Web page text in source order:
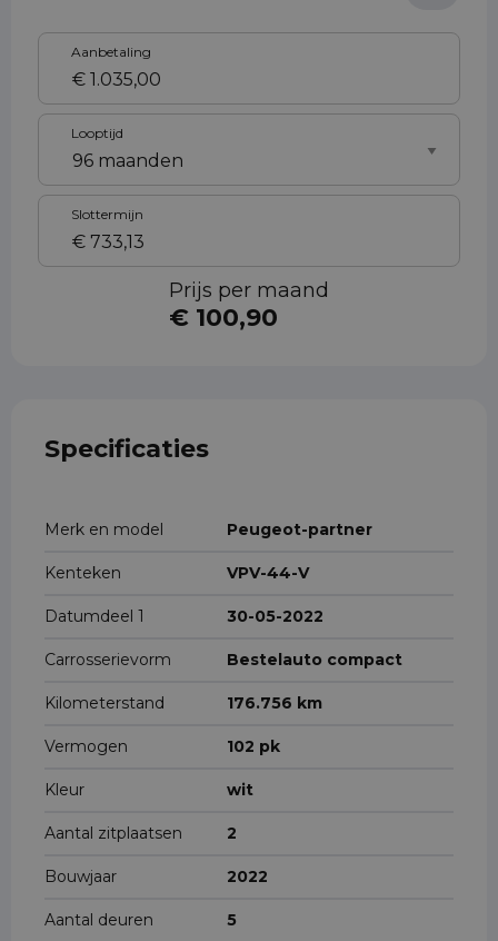
Aanbetaling
Looptijd
Slottermijn
Prijs per maand
€ 100,90
Specificaties
Merk en model Peugeot-partner
Kenteken VPV-44-V
Datumdeel 1 30-05-2022
Carrosserievorm Bestelauto compact
Kilometerstand 176.756 km
Vermogen 102 pk
Kleur wit
Aantal zitplaatsen 2
Bouwjaar 2022
Aantal deuren 5